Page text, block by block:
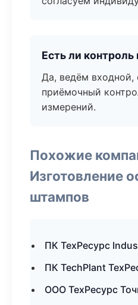
Есть ли контроль
Да, ведём входной,
приёмочный
измерений.
Похожие
Изготовление
штампов
ПК ТехРесурс
ПК TechPlant
ООО ТехРесурс